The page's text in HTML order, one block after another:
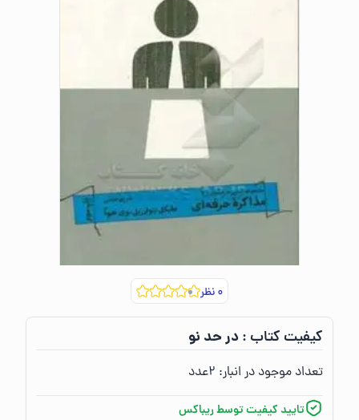
۰نظر
کیفیت کتاب :‌در حد نو
تعداد موجود در انبار:‌ ۲عدد
تایید کیفیت توسط ریباکس